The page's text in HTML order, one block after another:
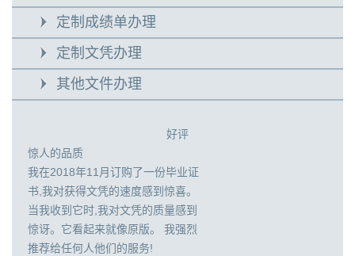
定制成绩单办理
定制文凭办理
其他文件办理
好评
惊人的品质
我在2018年11月订购了一份毕业证
书,我对获得文凭的速度感到惊喜。
当我收到它时,我对文凭的质量感到
惊讶。它看起来就像原版。 我强烈
推荐给任何人他们的服务!